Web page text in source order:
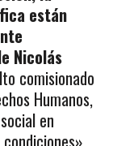
están
Nicolás
comisionado
Humanos,
en